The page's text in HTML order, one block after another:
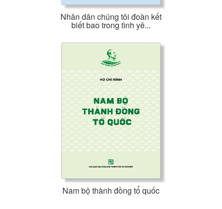
Nhân dân chúng tôi đoàn kết
biết bao trong tình yê...
Nam bộ thành đồng tổ quốc